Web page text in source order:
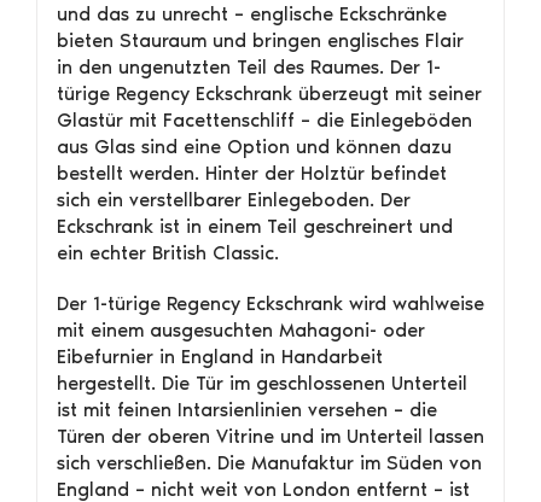
und das zu unrecht – englische Eckschränke
bieten Stauraum und bringen englisches Flair
in den ungenutzten Teil des Raumes. Der 1-
türige Regency Eckschrank überzeugt mit seiner
Glastür mit Facettenschliff – die Einlegeböden
aus Glas sind eine Option und können dazu
bestellt werden. Hinter der Holztür befindet
sich ein verstellbarer Einlegeboden. Der
Eckschrank ist in einem Teil geschreinert und
ein echter British Classic.
Der 1-türige Regency Eckschrank wird wahlweise
mit einem ausgesuchten Mahagoni- oder
Eibefurnier in England in Handarbeit
hergestellt. Die Tür im geschlossenen Unterteil
ist mit feinen Intarsienlinien versehen – die
Türen der oberen Vitrine und im Unterteil lassen
sich verschließen. Die Manufaktur im Süden von
England – nicht weit von London entfernt – ist